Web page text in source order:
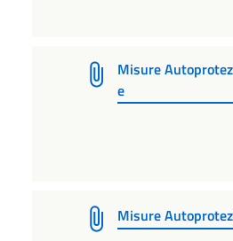
Misure
e
Misure